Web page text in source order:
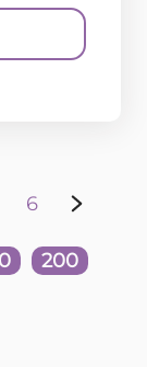
6
200